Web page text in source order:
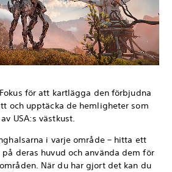
för att kartlägga den förbjudna
och upptäcka de hemligheter som
USA:s västkust.
i varje område – hitta ett
deras huvud och använda dem för
När du har gjort det kan du